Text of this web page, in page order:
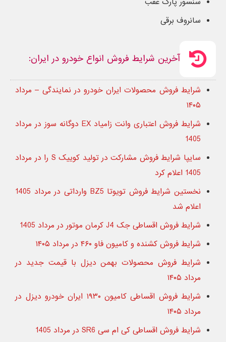
سانروف برقی
آخرین شرایط فروش انواع خودرو در ایران:
شرایط فروش محصولات ایران خودرو در نمایندگی – مرداد
۱۴۰۵
شرایط فروش اعتباری وانت زامیاد EX دوگانه سوز در مرداد
1405
سایپا شرایط فروش مشارکت در تولید کوییک S را در مرداد
1405 اعلام کرد
نخستین شرایط فروش تویوتا BZ5 وارداتی در مرداد 1405
اعلام شد
شرایط فروش اقساطی جک J4 کرمان موتور در مرداد 1405
شرایط فروش کشنده و کامیون فاو ۴۶۰ در مرداد ۱۴۰۵
شرایط فروش محصولات بهمن دیزل با قیمت جدید در
مرداد ۱۴۰۵
شرایط فروش اقساطی کامیون ۱۹۳۰ ایران خودرو دیزل در
مرداد ۱۴۰۵
شرایط فروش اقساطی کی ام سی SR6 در مرداد 1405